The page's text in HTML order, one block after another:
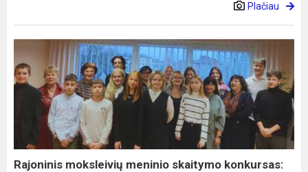
Plačiau
Rajoninis
moksleivių
meninio
skaitymo
konkursas:
įkvėpimas,...
Rajoninis moksleivių meninio skaitymo konkursas: